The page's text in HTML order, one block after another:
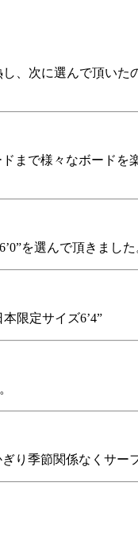
、次に選んで頂いた
まで様々なボード
を選んで頂きました
限定サイズ6’4”
り季節関係なくサー